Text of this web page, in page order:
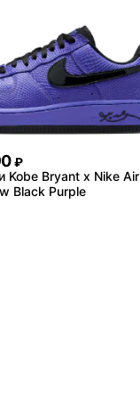
₽
Kobe Bryant x Nike Air
Black Purple